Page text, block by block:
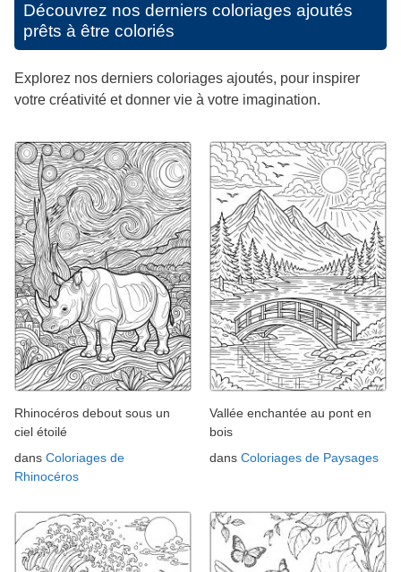
Découvrez nos derniers coloriages ajoutés
prêts à être coloriés
Explorez nos derniers coloriages ajoutés, pour inspirer
votre créativité et donner vie à votre imagination.
Rhinocéros debout sous un
ciel étoilé
dans Coloriages de
Rhinocéros
Vallée enchantée au pont en
bois
dans Coloriages de Paysages